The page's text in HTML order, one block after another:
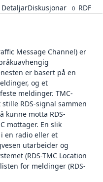
DetaljarDiskusjonar 0 RDF
Message Channel) er
er basert på en
og et
meldinger. TMC-
RDS-signal sammen
kunne motta RDS-
mottager. En slik
en radio eller et
utarbeider og
(RDS-TMC Location
for meldinger (RDS-